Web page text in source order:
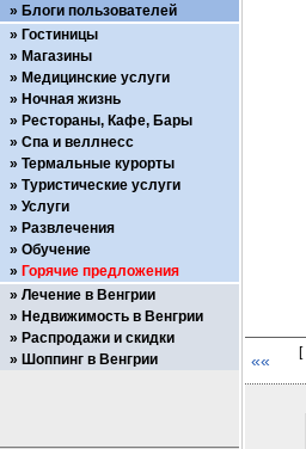
«« [
Блоги пользователей
Гостиницы
Магазины
Медицинские услуги
Ночная жизнь
Рестораны, Кафе, Бары
Спа и веллнесс
Термальные курорты
Туристические услуги
Услуги
Развлечения
Обучение
Горячие предложения
Лечение в Венгрии
Недвижимость в Венгрии
Распродажи и скидки
Шоппинг в Венгрии